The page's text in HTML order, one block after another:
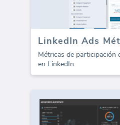
Métricas de participación
en LinkedIn